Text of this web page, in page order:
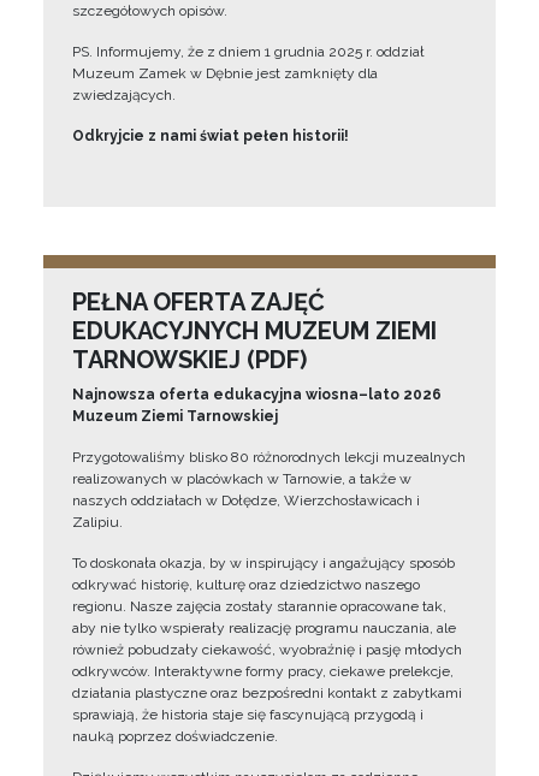
szczegółowych opisów.
PS. Informujemy, że z dniem 1 grudnia 2025 r. oddział
Muzeum Zamek w Dębnie jest zamknięty dla
zwiedzających.
Odkryjcie z nami świat pełen historii!
PEŁNA OFERTA ZAJĘĆ
EDUKACYJNYCH MUZEUM ZIEMI
TARNOWSKIEJ (PDF)
Najnowsza oferta edukacyjna wiosna–lato 2026
Muzeum Ziemi Tarnowskiej
Przygotowaliśmy blisko 80 różnorodnych lekcji muzealnych
realizowanych w placówkach w Tarnowie, a także w
naszych oddziałach w Dołędze, Wierzchosławicach i
Zalipiu.
To doskonała okazja, by w inspirujący i angażujący sposób
odkrywać historię, kulturę oraz dziedzictwo naszego
regionu. Nasze zajęcia zostały starannie opracowane tak,
aby nie tylko wspierały realizację programu nauczania, ale
również pobudzały ciekawość, wyobraźnię i pasję młodych
odkrywców. Interaktywne formy pracy, ciekawe prelekcje,
działania plastyczne oraz bezpośredni kontakt z zabytkami
sprawiają, że historia staje się fascynującą przygodą i
nauką poprzez doświadczenie.